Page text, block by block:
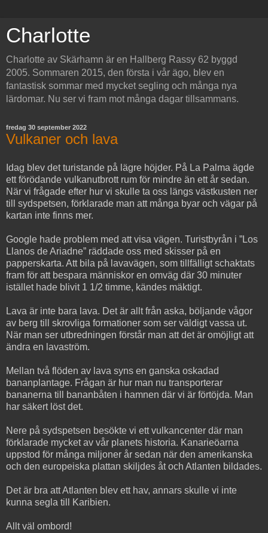
Charlotte
Charlotte av Skärhamn är en Hallberg Rassy 62 byggd
2005. Sommaren 2015, den första i vår ägo, blev en
fantastisk sommar med mycket segling och många nya
lärdomar. Nu ser vi fram mot många dagar tillsammans.
fredag 30 september 2022
Vulkaner och lava
Idag blev det turistande på lägre höjder. På La Palma ägde
ett förödande vulkanutbrott rum för mindre än ett år sedan.
När vi frågade efter hur vi skulle ta oss längs västkusten ner
till sydspetsen, förklarade man att många byar och vägar på
kartan inte finns mer.
Google hade problem med att visa vägen. Turistbyrån i ”Los
Llanos de Ariadne” räddade oss med skisser på en
papperskarta. Att bila på lavavägen, som tillfälligt schaktats
fram för att bespara människor en omväg där 30 minuter
istället hade blivit 1 1/2 timme, kändes mäktigt.
Lava är inte bara lava. Det är allt från aska, böljande vågor
av berg till skrovliga formationer som ser väldigt vassa ut.
När man ser utbredningen förstår man att det är omöjligt att
ändra en lavaström.
Mellan två flöden av lava syns en ganska oskadad
bananplantage. Frågan är hur man nu transporterar
bananerna till bananbåten i hamnen där vi är förtöjda. Man
har säkert löst det.
Nere på sydspetsen besökte vi ett vulkancenter där man
förklarade mycket av vår planets historia. Kanarieöarna
uppstod för många miljoner år sedan när den amerikanska
och den europeiska plattan skiljdes åt och Atlanten bildades.
Det är bra att Atlanten blev ett hav, annars skulle vi inte
kunna segla till Karibien.
Allt väl ombord!